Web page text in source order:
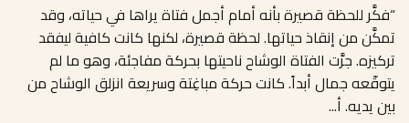
“فكَّر للحظة قصيرة بأنه أمام أجمل فتاة يراها في حياته، وقد
تمكَّن من إنقاذ حياتها. لحظة قصيرة، لكنها كانت كافية ليفقد
تركيزه. جرَّت الفتاة الوشاح ناحيتها بحركة مفاجئة، وهو ما لم
يتوقّعه جمال أبداً. كانت حركة مباغِتة وسريعة انزلق الوشاح من
بين يديه. أ...